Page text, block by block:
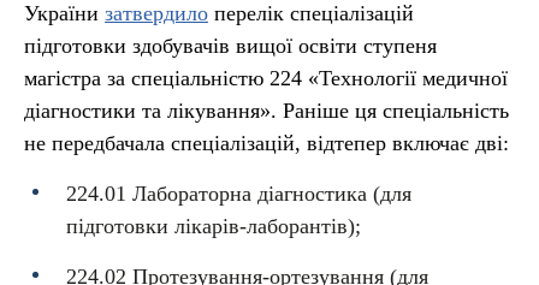
України затвердило перелік спеціалізацій
підготовки здобувачів вищої освіти ступеня
магістра за спеціальністю 224 «Технології медичної
діагностики та лікування». Раніше ця спеціальність
не передбачала спеціалізацій, відтепер включає дві:
224.01 Лабораторна діагностика (для
підготовки лікарів-лаборантів);
224.02 Протезування-ортезування (для